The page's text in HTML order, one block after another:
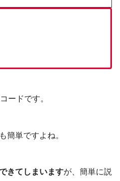
ードです。
簡単ですよね。
きてしまいますが、簡単に説